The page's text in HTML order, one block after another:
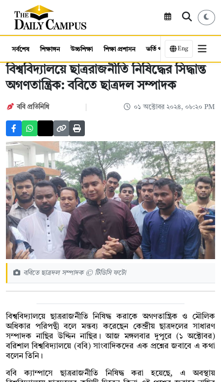
সর্বশেষ শিক্ষাঙ্গন উচ্চশিক্ষা শিক্ষা প্রশাসন ভর্তি পরীক্ষা কর্মসংস্থান
Eng
বিশ্ববিদ্যালয়ে ছাত্ররাজনীতি নিষিদ্ধের সিদ্ধান্ত
অগণতান্ত্রিক: ববিতে ছাত্রদল সম্পাদক
ববি প্রতিনিধি ০১ অক্টোবর ২০২৪, ০৮:২০ PM
ববিতে ছাত্রদল সম্পাদক © টিডিসি ফটো
বিশ্ববিদ্যালয়ে ছাত্ররাজনীতি নিষিদ্ধ করাকে অগণতান্ত্রিক ও মৌলিক
অধিকার পরিপন্থী বলে মন্তব্য করেছেন কেন্দ্রীয় ছাত্রদলের সাধারণ
সম্পাদক নাছির উদ্দিন নাছির। আজ মঙ্গলবার দুপুরে (১ অক্টোবর)
বরিশাল বিশ্ববিদ্যালয়ে (ববি) সাংবাদিকদের এক প্রশ্নের জবাবে এ কথা
বলেন তিনি।
ববি ক্যাম্পাসে ছাত্ররাজনীতি নিষিদ্ধ করা হয়েছে, এ অবস্থায়